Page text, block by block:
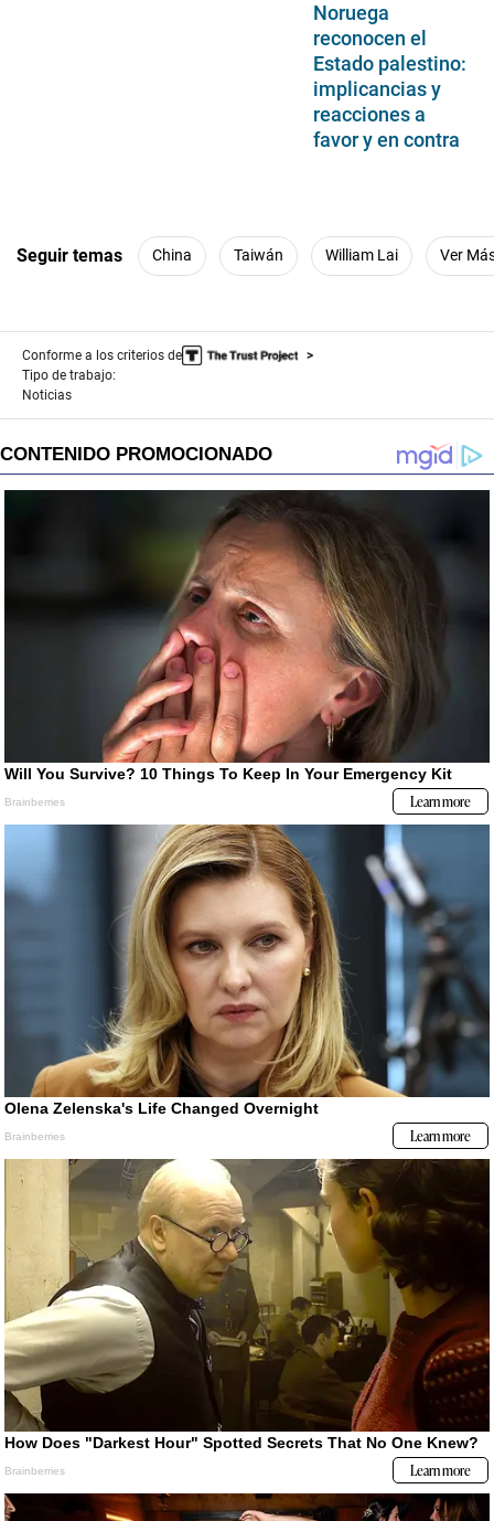
Noruega
reconocen el
Estado palestino:
implicancias y
reacciones a
favor y en contra
Seguir temas China Taiwán William Lai Ver
Conforme a los criterios de
Tipo de trabajo:
Noticias